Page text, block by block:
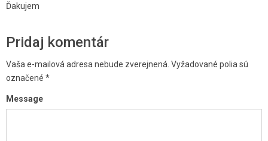
Ďakujem
Pridaj komentár
Vaša e-mailová adresa nebude zverejnená. Vyžadované polia sú
označené *
Message